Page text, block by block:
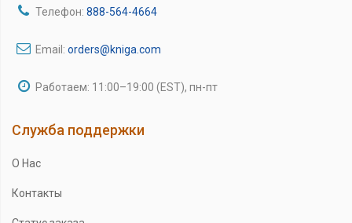
Телефон: 888-564-4664
Email: orders@kniga.com
Работаем: 11:00–19:00 (EST), пн-пт
Служба поддержки
О Нас
Контакты